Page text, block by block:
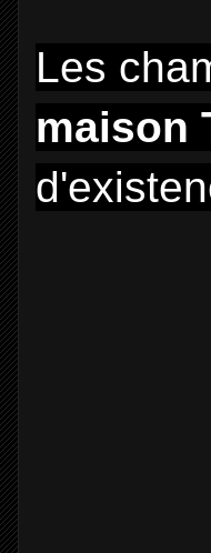
Les
maison